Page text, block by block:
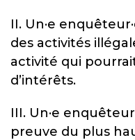
II. Un·e enquêteur
des activités
activité qui
d’intérêts.
III. Un·e enquêteur
preuve du plus